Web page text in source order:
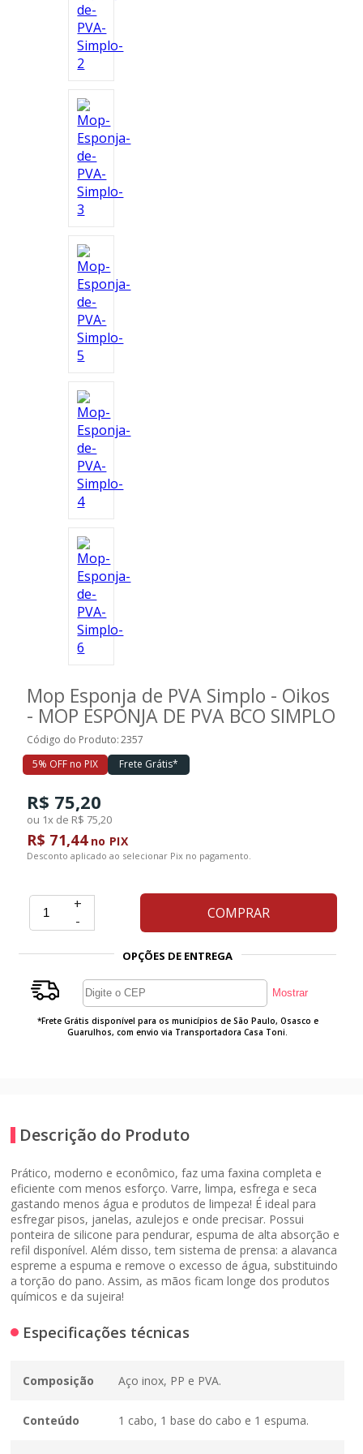
Ferramentas
PROMOÇÃO
Mop Esponja de PVA Simplo - Oikos
- MOP ESPONJA DE PVA BCO SIMPLO
Código do Produto: 2357
5% OFF no PIX
Frete Grátis*
R$ 75,20
ou 1x de R$ 75,20
R$ 71,44no PIX
Desconto aplicado ao selecionar Pix no pagamento.
+
-
COMPRAR
OPÇÕES DE ENTREGA
*Frete Grátis disponível para os municípios de São Paulo, Osasco e
Guarulhos, com envio via Transportadora Casa Toni.
Descrição do Produto
Prático, moderno e econômico, faz uma faxina completa e
eficiente com menos esforço. Varre, limpa, esfrega e seca
gastando menos água e produtos de limpeza! É ideal para
esfregar pisos, janelas, azulejos e onde precisar. Possui
ponteira de silicone para pendurar, espuma de alta absorção e
refil disponível. Além disso, tem sistema de prensa: a alavanca
espreme a espuma e remove o excesso de água, substituindo
a torção do pano. Assim, as mãos ficam longe dos produtos
químicos e da sujeira!
Especificações técnicas
Composição Aço inox, PP e PVA.
Conteúdo 1 cabo, 1 base do cabo e 1 espuma.